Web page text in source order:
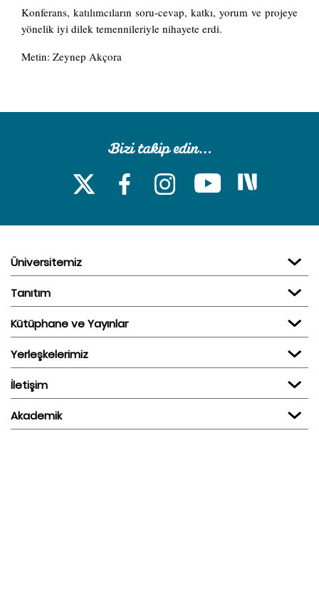
Konferans, katılımcıların soru-cevap, katkı, yorum ve projeye
yönelik iyi dilek temennileriyle nihayete erdi.
Metin: Zeynep Akçora
Üniversitemiz
Tanıtım
Kütüphane ve Yayınlar
Yerleşkelerimiz
İletişim
Akademik